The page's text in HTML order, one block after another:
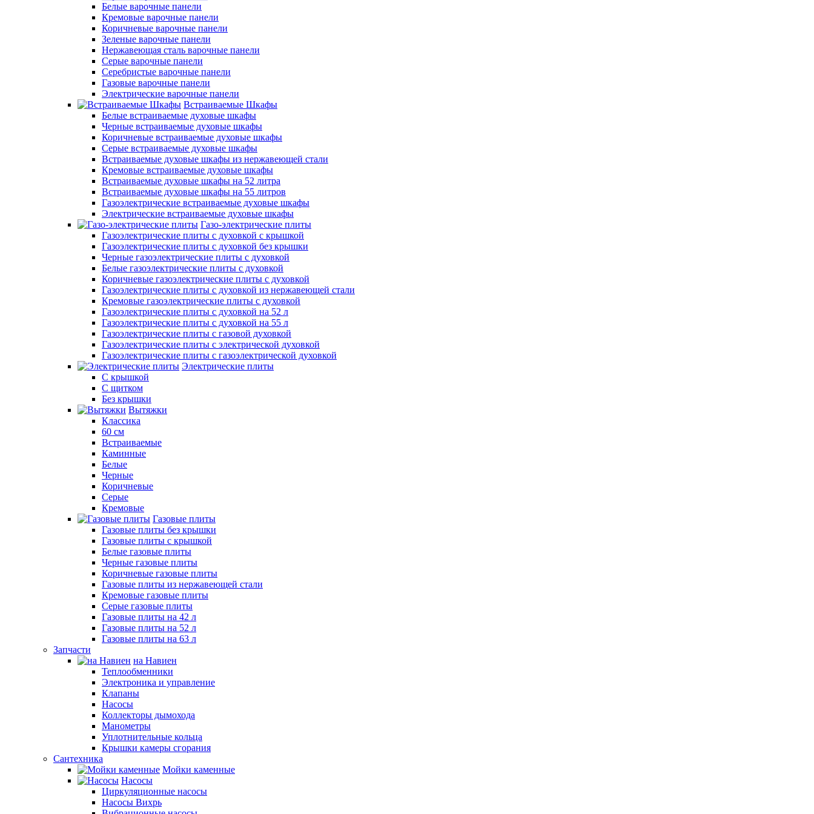
Белые варочные панели
Кремовые варочные панели
Коричневые варочные панели
Зеленые варочные панели
Нержавеющая сталь варочные панели
Серые варочные панели
Серебристые варочные панели
Газовые варочные панели
Электрические варочные панели
Встраиваемые Шкафы
Белые встраиваемые духовые шкафы
Черные встраиваемые духовые шкафы
Коричневые встраиваемые духовые шкафы
Серые встраиваемые духовые шкафы
Встраиваемые духовые шкафы из нержавеющей стали
Кремовые встраиваемые духовые шкафы
Встраиваемые духовые шкафы на 52 литра
Встраиваемые духовые шкафы на 55 литров
Газоэлектрические встраиваемые духовые шкафы
Электрические встраиваемые духовые шкафы
Газо-электрические плиты
Газоэлектрические плиты с духовкой с крышкой
Газоэлектрические плиты с духовкой без крышки
Черные газоэлектрические плиты с духовкой
Белые газоэлектрические плиты с духовкой
Коричневые газоэлектрические плиты с духовкой
Газоэлектрические плиты с духовкой из нержавеющей стали
Кремовые газоэлектрические плиты с духовкой
Газоэлектрические плиты с духовкой на 52 л
Газоэлектрические плиты с духовкой на 55 л
Газоэлектрические плиты с газовой духовкой
Газоэлектрические плиты с электрической духовкой
Газоэлектрические плиты с газоэлектрической духовкой
Электрические плиты
С крышкой
С щитком
Без крышки
Вытяжки
Классика
60 см
Встраиваемые
Каминные
Белые
Черные
Коричневые
Серые
Кремовые
Газовые плиты
Газовые плиты без крышки
Газовые плиты с крышкой
Белые газовые плиты
Черные газовые плиты
Коричневые газовые плиты
Газовые плиты из нержавеющей стали
Кремовые газовые плиты
Серые газовые плиты
Газовые плиты на 42 л
Газовые плиты на 52 л
Газовые плиты на 63 л
Запчасти
на Навиен
Теплообменники
Электроника и управление
Клапаны
Насосы
Коллекторы дымохода
Манометры
Уплотнительные кольца
Крышки камеры сгорания
Сантехника
Мойки каменные
Насосы
Циркуляционные насосы
Насосы Вихрь